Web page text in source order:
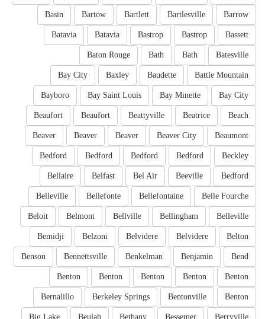
Barrow
Bartlesville
Bartlett
Bartow
Basin
Bassett
Bastrop
Bastrop
Batavia
Batavia
Batesville
Bath
Bath
Baton Rouge
Battle Mountain
Baudette
Baxley
Bay City
Bay City
Bay Minette
Bay Saint Louis
Bayboro
Beach
Beatrice
Beattyville
Beaufort
Beaufort
Beaumont
Beaver City
Beaver
Beaver
Beaver
Beckley
Bedford
Bedford
Bedford
Bedford
Bedford
Beeville
Bel Air
Belfast
Bellaire
Belle Fourche
Bellefontaine
Bellefonte
Belleville
Belleville
Bellingham
Bellville
Belmont
Beloit
Belton
Belvidere
Belvidere
Belzoni
Bemidji
Bend
Benjamin
Benkelman
Bennettsville
Benson
Benton
Benton
Benton
Benton
Benton
Benton
Bentonville
Berkeley Springs
Bernalillo
Berryville
Bessemer
Bethany
Beulah
Big Lake